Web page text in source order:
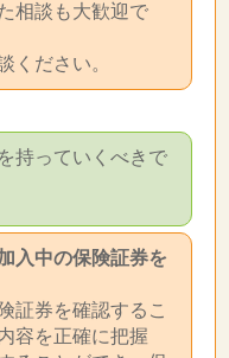
相談も大歓迎で
ください。
持っていくべきで
入中の保険証券を
証券を確認するこ
容を正確に把握